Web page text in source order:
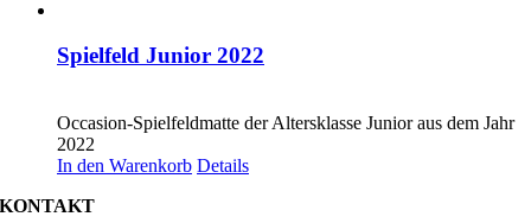
Spielfeld Junior 2022
Occasion-Spielfeldmatte der Altersklasse Junior aus dem Jahr
2022
In den Warenkorb Details
KONTAKT